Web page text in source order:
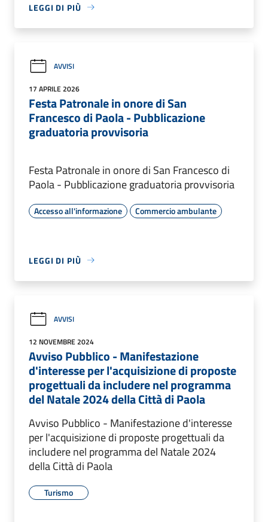
LEGGI DI PIÙ
AVVISI
17 APRILE 2026
Festa Patronale in onore di San
Francesco di Paola - Pubblicazione
graduatoria provvisoria
Festa Patronale in onore di San Francesco di
Paola - Pubblicazione graduatoria provvisoria
Accesso all'informazione Commercio ambulante
LEGGI DI PIÙ
AVVISI
12 NOVEMBRE 2024
Avviso Pubblico - Manifestazione
d'interesse per l'acquisizione di proposte
progettuali da includere nel programma
del Natale 2024 della Città di Paola
Avviso Pubblico - Manifestazione d'interesse
per l'acquisizione di proposte progettuali da
includere nel programma del Natale 2024
della Città di Paola
Turismo